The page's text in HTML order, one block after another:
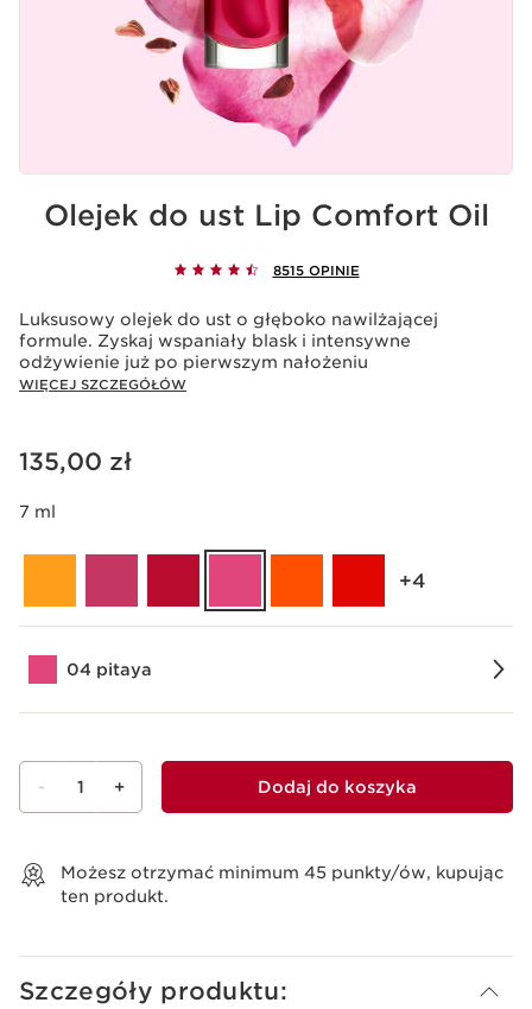
Olejek do ust Lip Comfort Oil
8515 OPINIE
Luksusowy olejek do ust o głęboko nawilżającej
formule. Zyskaj wspaniały blask i intensywne
odżywienie już po pierwszym nałożeniu
WIĘCEJ SZCZEGÓŁÓW
Aktualna cena 135,00 zł
135,00 zł
7 ml
‎+4
04 pitaya
- 1 + Dodaj do koszyka
Możesz otrzymać minimum 45 punkty/ów, kupując
ten produkt.
Szczegóły produktu: